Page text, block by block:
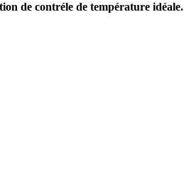
de contréle de température idéale.